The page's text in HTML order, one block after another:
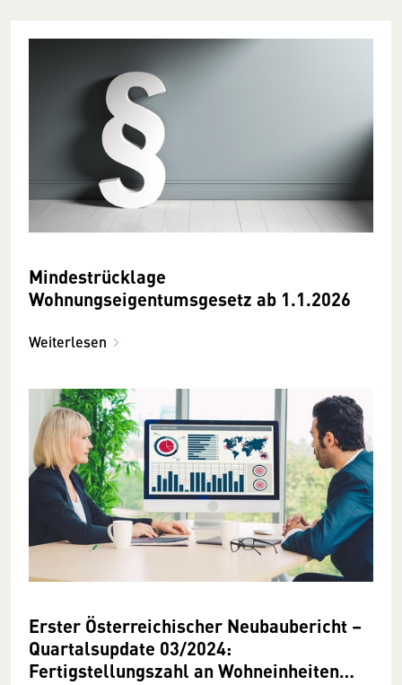
Mindestrücklage
Wohnungseigentumsgesetz ab 1.1.2026
Weiterlesen
Erster Österreichischer Neubaubericht –
Quartalsupdate 03/2024:
Fertigstellungszahl an Wohneinheiten